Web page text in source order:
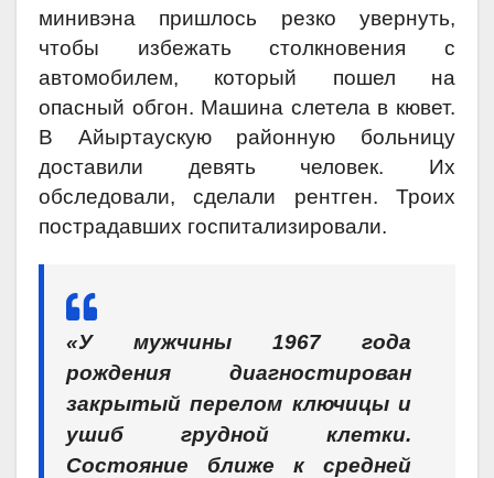
минивэна пришлось резко увернуть,
чтобы избежать столкновения с
автомобилем, который пошел на
опасный обгон. Машина слетела в кювет.
В Айыртаускую районную больницу
доставили девять человек. Их
обследовали, сделали рентген. Троих
пострадавших госпитализировали.
«У мужчины 1967 года
рождения диагностирован
закрытый перелом ключицы и
ушиб грудной клетки.
Состояние ближе к средней